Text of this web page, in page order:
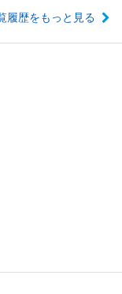
履歴をもっと見る